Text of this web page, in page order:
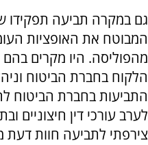
גם במקרה תביעה תפקידו
המבוטח את האופציות
מהפוליסה. היו מקרים
הלקוח בחברת הביטוח
התביעות בחברת הביטוח
לערב עורכי דין חיצוניים
צירפתי לתביעה חוות דעת